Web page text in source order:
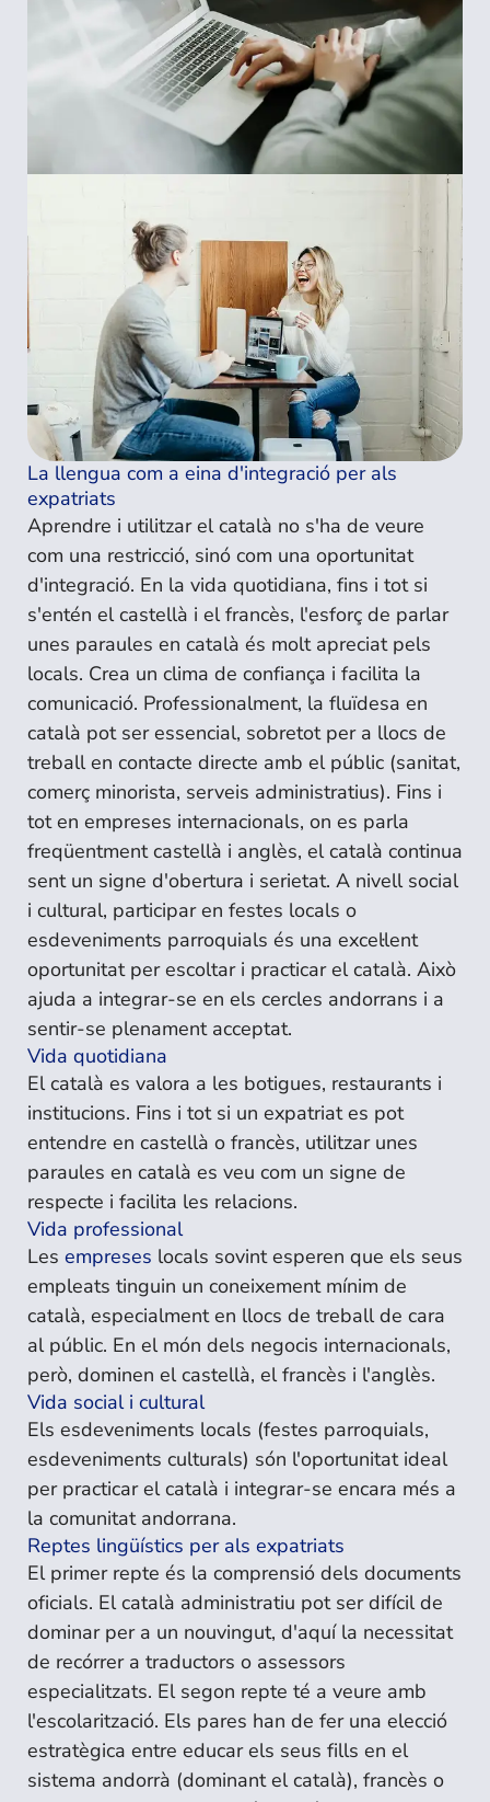
La llengua com a eina d'integració per als
expatriats
Aprendre i utilitzar el català no s'ha de veure
com una restricció, sinó com una oportunitat
d'integració. En la vida quotidiana, fins i tot si
s'entén el castellà i el francès, l'esforç de parlar
unes paraules en català és molt apreciat pels
locals. Crea un clima de confiança i facilita la
comunicació. Professionalment, la fluïdesa en
català pot ser essencial, sobretot per a llocs de
treball en contacte directe amb el públic (sanitat,
comerç minorista, serveis administratius). Fins i
tot en empreses internacionals, on es parla
freqüentment castellà i anglès, el català continua
sent un signe d'obertura i serietat. A nivell social
i cultural, participar en festes locals o
esdeveniments parroquials és una excel·lent
oportunitat per escoltar i practicar el català. Això
ajuda a integrar-se en els cercles andorrans i a
sentir-se plenament acceptat.
Vida quotidiana
El català es valora a les botigues, restaurants i
institucions. Fins i tot si un expatriat es pot
entendre en castellà o francès, utilitzar unes
paraules en català es veu com un signe de
respecte i facilita les relacions.
Vida professional
Les empreses locals sovint esperen que els seus
empleats tinguin un coneixement mínim de
català, especialment en llocs de treball de cara
al públic. En el món dels negocis internacionals,
però, dominen el castellà, el francès i l'anglès.
Vida social i cultural
Els esdeveniments locals (festes parroquials,
esdeveniments culturals) són l'oportunitat ideal
per practicar el català i integrar-se encara més a
la comunitat andorrana.
Reptes lingüístics per als expatriats
El primer repte és la comprensió dels documents
oficials. El català administratiu pot ser difícil de
dominar per a un nouvingut, d'aquí la necessitat
de recórrer a traductors o assessors
especialitzats. El segon repte té a veure amb
l'escolarització. Els pares han de fer una elecció
estratègica entre educar els seus fills en el
sistema andorrà (dominant el català), francès o